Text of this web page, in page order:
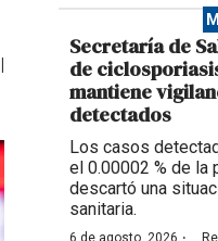
Secretaría de
de
mantiene
detectados
Los casos
el 0.00002 % de la
descartó una
sanitaria.
6 de agosto, 2026